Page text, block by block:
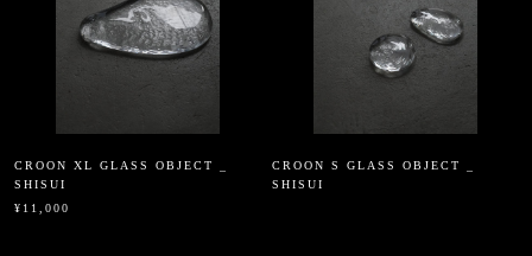
CROON XL GLASS OBJECT _
SHISUI
¥11,000
CROON S GLASS OBJECT _
SHISUI